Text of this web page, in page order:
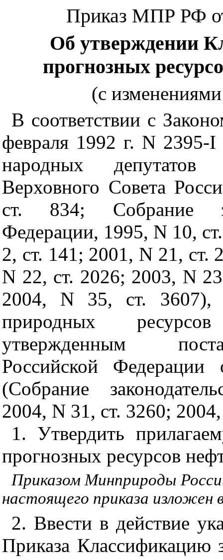
Приказ МПР РФ
Об утверждении
прогнозных
(с
В соответствии с
февраля 1992 г. N 2395-
народных
Верховного Совета
ст. 834; Собрание
Федерации, 1995, N 10,
2, ст. 141; 2001, N 21, ст.
N 22, ст. 2026; 2003, N
2004, N 35, ст. 3607),
природных
утвержденным
Российской
(Собрание
2004, N 31, ст. 3260;
1. Утвердить
прогнозных ресурсов
Приказом Минприроды
настоящего приказа изложен
2. Ввести в действие
Приказа Классификацию